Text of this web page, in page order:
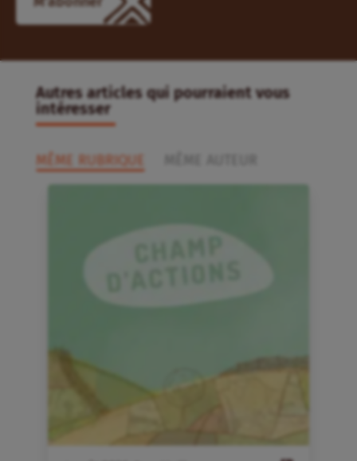
Autres articles qui pourraient vous
intéresser
MÊME RUBRIQUE